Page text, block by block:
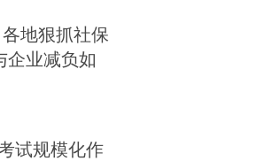
各地狠抓社保
企业减负如
试规模化作